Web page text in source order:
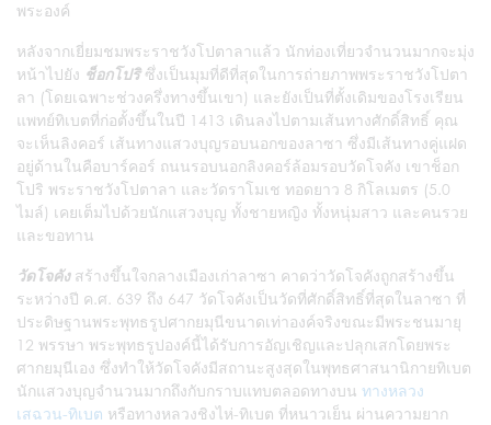
พระองค์
หลังจากเยี่ยมชมพระราชวังโปตาลาแล้ว นักท่องเที่ยวจำนวนมากจะมุ่ง
หน้าไปยัง ช็อกโปริซึ่งเป็นมุมที่ดีที่สุดในการถ่ายภาพพระราชวังโปตา
ลา (โดยเฉพาะช่วงครึ่งทางขึ้นเขา) และยังเป็นที่ตั้งเดิมของโรงเรียน
แพทย์ทิเบตที่ก่อตั้งขึ้นในปี 1413 เดินลงไปตามเส้นทางศักดิ์สิทธิ์ คุณ
จะเห็นลิงคอร์ เส้นทางแสวงบุญรอบนอกของลาซา ซึ่งมีเส้นทางคู่แฝด
อยู่ด้านในคือบาร์คอร์ ถนนรอบนอกลิงคอร์ล้อมรอบวัดโจคัง เขาช็อก
โปริ พระราชวังโปตาลา และวัดราโมเช ทอดยาว 8 กิโลเมตร (5.0
ไมล์) เคยเต็มไปด้วยนักแสวงบุญ ทั้งชายหญิง ทั้งหนุ่มสาว และคนรวย
และขอทาน
วัดโจคังสร้างขึ้นใจกลางเมืองเก่าลาซา คาดว่าวัดโจคังถูกสร้างขึ้น
ระหว่างปี ค.ศ. 639 ถึง 647 วัดโจคังเป็นวัดที่ศักดิ์สิทธิ์ที่สุดในลาซา ที่
ประดิษฐานพระพุทธรูปศากยมุนีขนาดเท่าองค์จริงขณะมีพระชนมายุ
12 พรรษา พระพุทธรูปองค์นี้ได้รับการอัญเชิญและปลุกเสกโดยพระ
ศากยมุนีเอง ซึ่งทำให้วัดโจคังมีสถานะสูงสุดในพุทธศาสนานิกายทิเบต
นักแสวงบุญจำนวนมากถึงกับกราบแทบตลอดทางบน ทางหลวง
เสฉวน-ทิเบต หรือทางหลวงชิงไห่-ทิเบต ที่หนาวเย็น ผ่านความยาก